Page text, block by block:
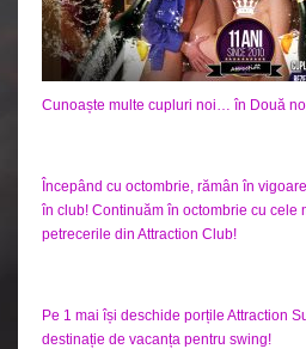
Cunoaște multe cupluri noi… în Două
Începând cu octombrie, rămân în
în club! Continuăm în octombrie cu cele
petrecerile din Attraction Club!
Pe 1 mai își deschide porțile Attraction
destinație de vacanța pentru swing!